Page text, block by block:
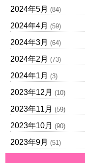
2024年5月 (84)
2024年4月 (59)
2024年3月 (64)
2024年2月 (73)
2024年1月 (3)
2023年12月 (10)
2023年11月 (59)
2023年10月 (90)
2023年9月 (51)